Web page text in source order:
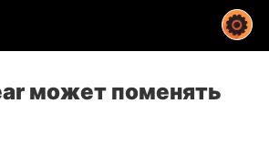
может поменять